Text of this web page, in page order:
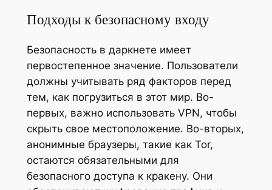
Подходы к безопасному входу
Безопасность в даркнете имеет
первостепенное значение. Пользователи
должны учитывать ряд факторов перед
тем, как погрузиться в этот мир. Во-
первых, важно использовать VPN, чтобы
скрыть свое местоположение. Во-вторых,
анонимные браузеры, такие как Tor,
остаются обязательными для
безопасного доступа к кракену. Они